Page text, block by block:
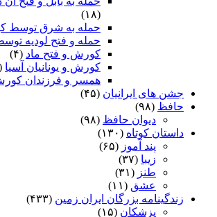
(۱۸)
حمله به شرق توسط
حمله و فتح لودیه
کورش و فتح ماد (۴)
کورش و یونانیان آسیا
همسر و فرزندان
جشن های ایرانیان (۴۵)
حافظ (۹۸)
دیوان حافظ (۹۸)
داستان کوتاه (۱۳۰)
پند آموز (۶۵)
زیبا (۳۷)
طنز (۳۱)
عشق (۱۱)
زندگینامه بزرگان ایران زمین (۴۳۳)
پزشکان (۱۵)